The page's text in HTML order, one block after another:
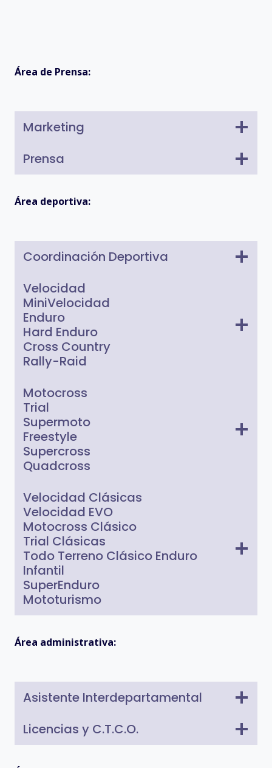
Área de Prensa:
Marketing
Prensa
Área deportiva:
Coordinación Deportiva
Velocidad
MiniVelocidad
Enduro
Hard Enduro
Cross Country
Rally-Raid
Motocross
Trial
Supermoto
Freestyle
Supercross
Quadcross
Velocidad Clásicas
Velocidad EVO
Motocross Clásico
Trial Clásicas
Todo Terreno Clásico Enduro
Infantil
SuperEnduro
Mototurismo
Área administrativa:
Asistente Interdepartamental
Licencias y C.T.C.O.